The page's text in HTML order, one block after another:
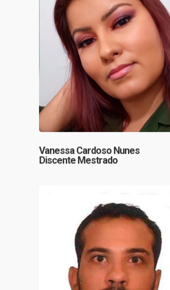
Vanessa Cardoso Nunes
Discente Mestrado